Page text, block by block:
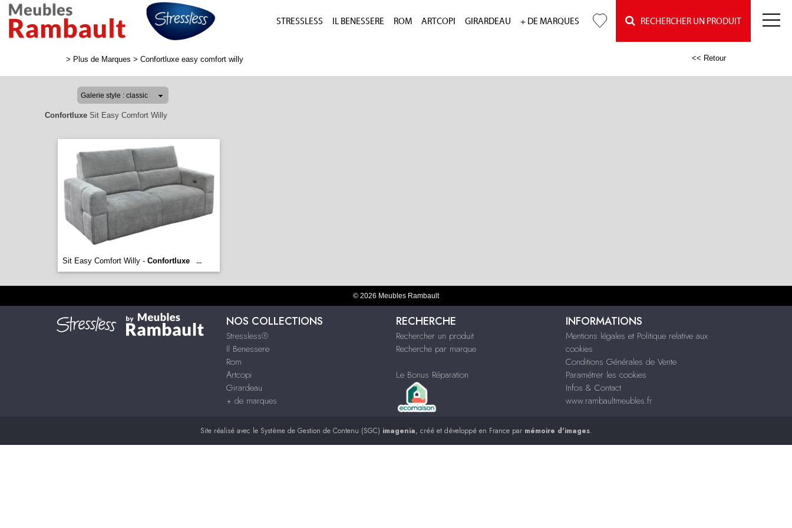
STRESSLESS IL BENESSERE ROM ARTCOPI GIRARDEAU + DE MARQUES RECHERCHER UN PRODUIT
> Plus de Marques > Confortluxe easy comfort willy << Retour
Confortluxe Sit Easy Comfort Willy
Sit Easy Comfort Willy - Confortluxe ...
© 2026 Meubles Rambault
NOS COLLECTIONS
Stressless®
Il Benessere
Rom
Artcopi
Girardeau
+ de marques
RECHERCHE
Rechercher un produit
Recherche par marque
Le Bonus Réparation
INFORMATIONS
Mentions légales et Politique relative aux
cookies
Conditions Générales de Vente
Paramétrer les cookies
Infos & Contact
www.rambaultmeubles.fr
Site réalisé avec le Système de Gestion de Contenu (SGC) imagenia, créé et développé en France par mémoire d'images.